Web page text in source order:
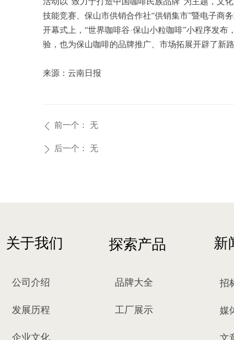
技能竞赛、保山市供销合作社“供销集市”暨电子商务
开幕式上，“世界咖啡谷·保山小粒咖啡”小程序发
验，也为保山咖啡的品牌推广、市场拓展开辟了新
来源：云南日报
ꄴ 前一个： 无
ꄲ 后一个： 无
关于我们
公司介绍
发展历程
企业文化
探索产品
品牌大全
工厂展示
招
媒
文
新